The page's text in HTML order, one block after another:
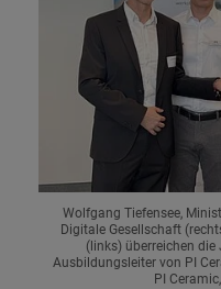
Wolfgang Tiefensee,
Digitale Gesellschaft
(links) überreichen die
Ausbildungsleiter von PI
PI